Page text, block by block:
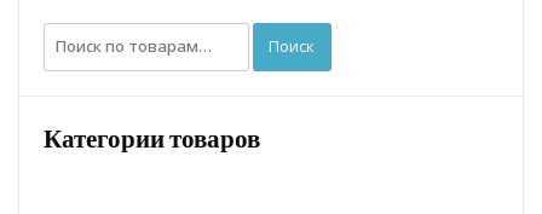
Искать: Поиск
Категории товаров